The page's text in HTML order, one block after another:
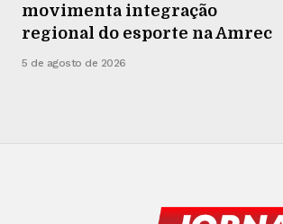
movimenta integração
regional do esporte na Amrec
5 de agosto de 2026